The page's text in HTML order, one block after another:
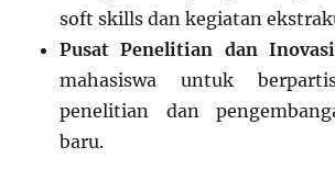
soft skills dan kegiatan
Pusat Penelitian dan Inovasi
mahasiswa untuk
penelitian dan
baru.